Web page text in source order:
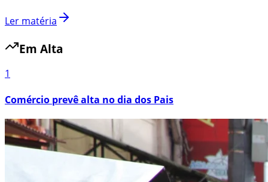
Ler matéria
Em Alta
1
Comércio prevê alta no dia dos Pais